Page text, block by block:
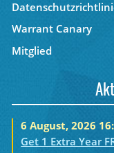
Warrant Canary
Mitglied
6 August, 2026
Get 1 Extra Year